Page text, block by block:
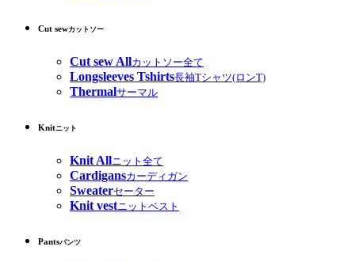
Cut sewカットソー
Cut sew Allカットソー全て
Longsleeves Tshirts長袖Tシャツ(ロンT)
Thermalサーマル
Knitニット
Knit Allニット全て
Cardigansカーディガン
Sweaterセーター
Knit vestニットベスト
Pantsパンツ